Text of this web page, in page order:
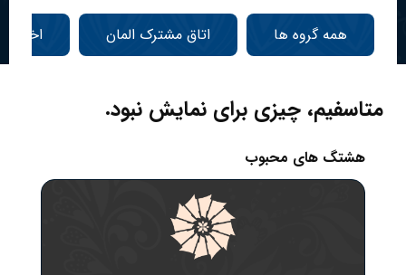
همه گروه ها اتاق مشترک المان اخبار
متاسفیم، چیزی برای نمایش نبود.
هشتگ های محبوب